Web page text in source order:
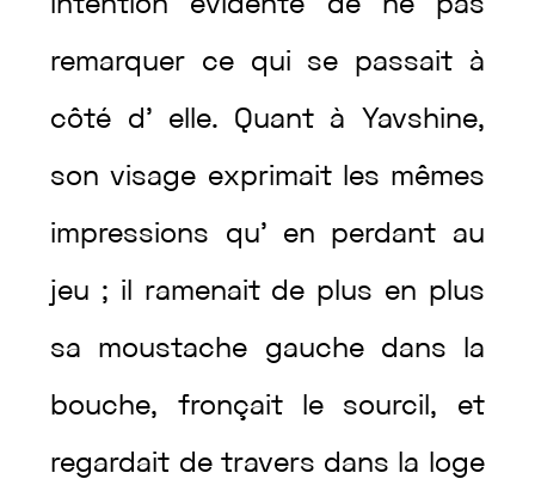
intention évidente de ne pas
remarquer ce qui se passait à
côté d’ elle. Quant à Yavshine,
sonvisage exprimait les mêmes
impressions qu’ en perdant au
jeu ; il ramenait de plus en plus
sa moustache gauche dans la
bouche, fronçait le sourcil , et
regardait de travers dans la loge